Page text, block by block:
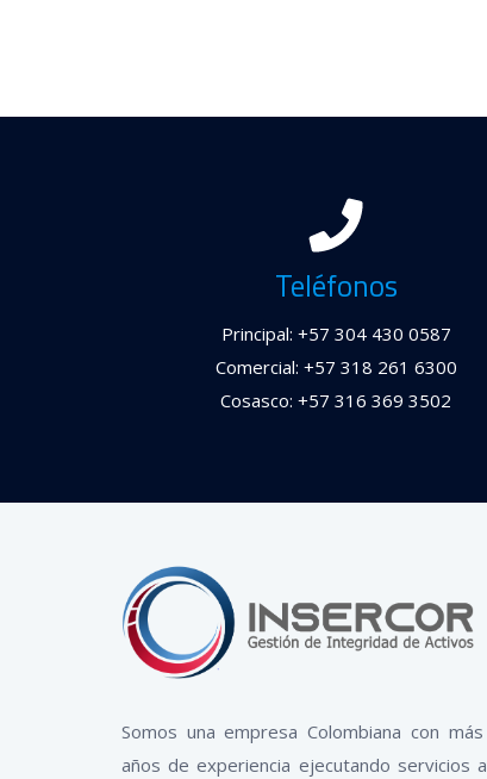
Teléfonos
Principal: +57 304 430 0587
Comercial: +57 318 261 6300
Cosasco: +57 316 369 3502
Somos una empresa Colombiana con
años de experiencia ejecutando servicios